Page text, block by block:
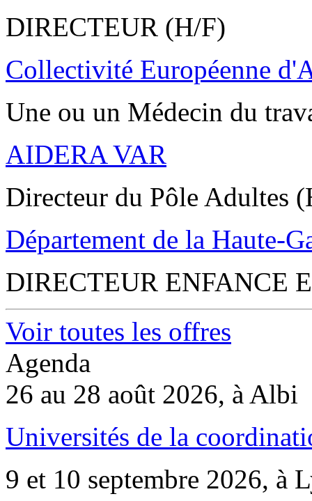
DIRECTEUR (H/F)
Collectivité Européenne
Une ou un Médecin du
AIDERA VAR
Directeur du Pôle Adultes
Département de la Haute-
DIRECTEUR ENFANCE
Voir toutes les offres
Agenda
26 au 28 août 2026, à Albi
Universités de la
9 et 10 septembre 2026, à